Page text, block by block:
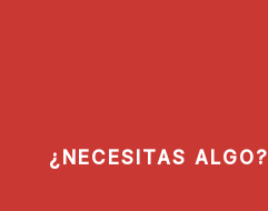
¿NECESITAS ALGO?